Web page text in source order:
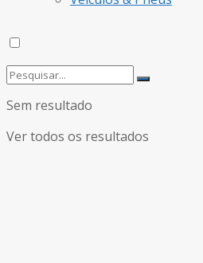
Sem resultado
Ver todos os resultados